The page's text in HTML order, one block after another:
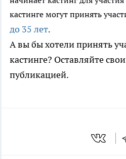
кастинге могут принять
до 35 лет.
А вы бы хотели принять
кастинге? Оставляйте
публикацией.